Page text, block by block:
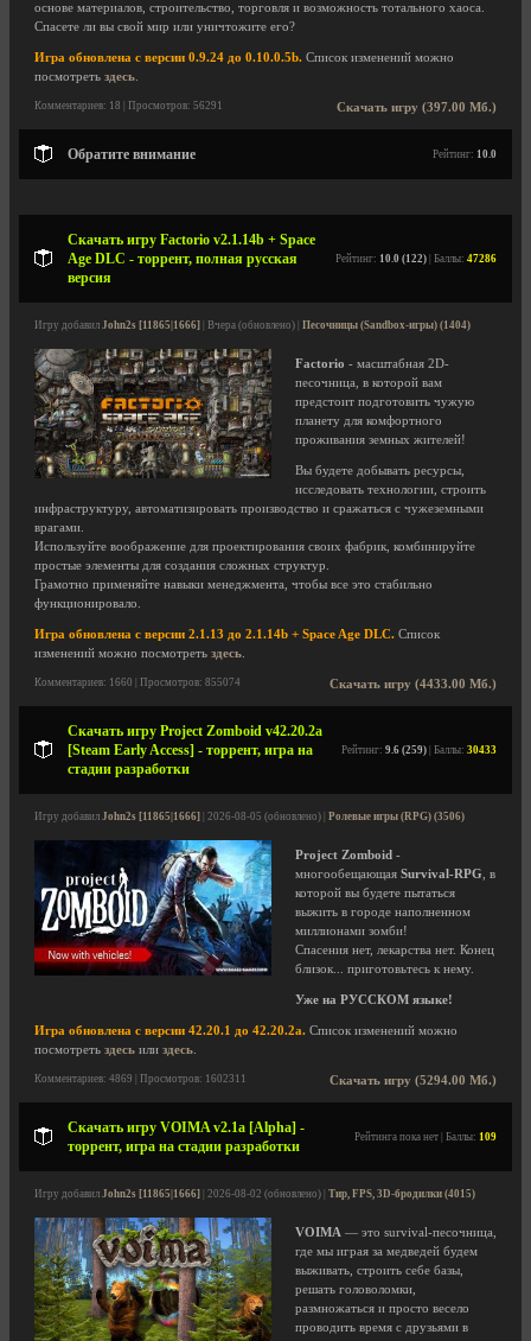
основе материалов, строительство, торговля и возможность тотального хаоса.
Спасете ли вы свой мир или уничтожите его?
Игра обновлена с версии 0.9.24 до 0.10.0.5b. Список изменений можно
посмотреть здесь
Скачать игру (397.00 Мб.)
Комментариев: 18 | Просмотров: 56291
Обратите внимание Рейтинг: 10.0
Скачать игру Factorio v2.1.14b + Space
Age DLC - торрент, полная русская
версия
Рейтинг: 10.0 (122) | Баллы: 47286
Игру добавил John2s [11865|1666] | Вчера (обновлено) | Песочницы (Sandbox-игры) (1404)
Factorio - масштабная 2D-
песочница, в которой вам
предстоит подготовить чужую
планету для комфортного
проживания земных жителей!
Вы будете добывать ресурсы,
исследовать технологии, строить
инфраструктуру, автоматизировать производство и сражаться с чужеземными
врагами.
Используйте воображение для проектирования своих фабрик, комбинируйте
простые элементы для создания сложных структур.
Грамотно применяйте навыки менеджмента, чтобы все это стабильно
функционировало.
Игра обновлена с версии 2.1.13 до 2.1.14b + Space Age DLC. Список
изменений можно посмотреть здесь
Скачать игру (4433.00 Мб.)
Комментариев: 1660 | Просмотров: 855074
Скачать игру Project Zomboid v42.20.2a
[Steam Early Access] - торрент, игра на
стадии разработки
Рейтинг: 9.6 (259) | Баллы: 30433
Игру добавил John2s [11865|1666] | 2026-08-05 (обновлено) | Ролевые игры (RPG) (3506)
Project Zomboid -
многообещающая Survival-RPG , в
которой вы будете пытаться
выжить в городе наполненном
миллионами зомби!
Спасения нет, лекарства нет. Конец
близок... приготовьтесь к нему.
Уже на РУССКОМ языке!
Игра обновлена с версии 42.20.1 до 42.20.2a. Список изменений можно
посмотреть здесь или здесь
Скачать игру (5294.00 Мб.)
Комментариев: 4869 | Просмотров: 1602311
Скачать игру VOIMA v2.1a [Alpha] -
торрент, игра на стадии разработки
Рейтинга пока нет | Баллы: 109
Игру добавил John2s [11865|1666] | 2026-08-02 (обновлено) | Тир, FPS, 3D-бродилки (4015)
VOIMA — это survival-песочница,
где мы играя за медведей будем
выживать, строить себе базы,
решать головоломки,
размножаться и просто весело
проводить время с друзьями в